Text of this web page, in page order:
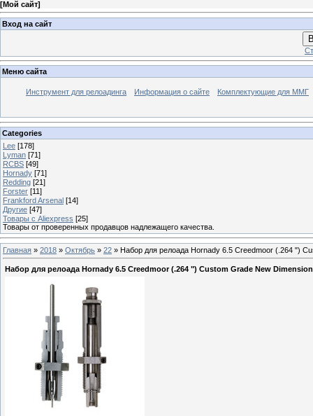
[Мой сайт]
Вход на сайт
Меню сайта
Инструмент для релоадинга Информация о сайте Комплектующие для ММГ
Categories
Lee [178]
Lyman [71]
RCBS [49]
Hornady [71]
Redding [21]
Forster [11]
Frankford Arsenal [14]
Другие [47]
Товары с Aliexpress [25]
Товары от проверенных продавцов надлежащего качества.
Главная » 2018 » Октябрь » 22 » Набор для релоада Hornady 6.5 Creedmoor (.264 ")
Набор для релоада Hornady 6.5 Creedmoor (.264 ") Custom Grade New